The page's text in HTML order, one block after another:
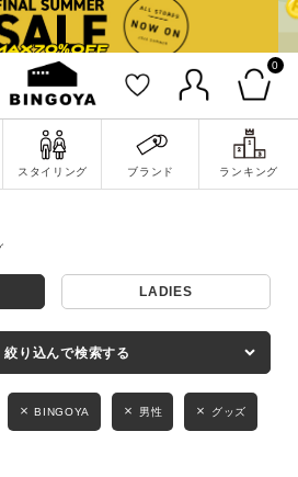
0
スタイリング ブランド ランキング
詳細検索
LADIES KIDS
LADIES
絞り込んで検索する
BINGOYA 男性 グッズ